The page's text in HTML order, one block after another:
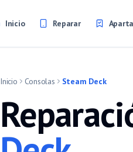
Inicio Reparar
Inicio Consolas Steam Deck